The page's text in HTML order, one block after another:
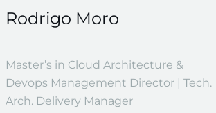
Rodrigo Moro
Master’s in Cloud Architecture &
Devops Management Director | Tech.
Arch. Delivery Manager